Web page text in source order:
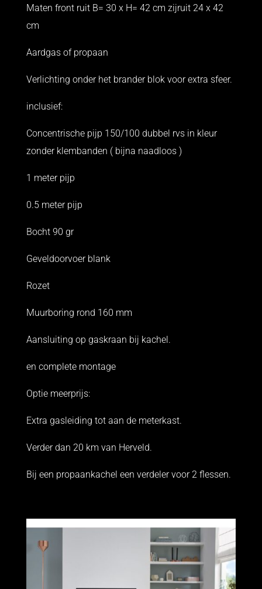
Maten front ruit B= 30 x H= 42 cm zijruit 24 x 42
cm
Aardgas of propaan
Verlichting onder het brander blok voor extra sfeer.
inclusief:
Concentrische pijp 150/100 dubbel rvs in kleur
zonder klembanden ( bijna naadloos )
1 meter pijp
0.5 meter pijp
Bocht 90 gr
Geveldoorvoer blank
Rozet
Muurboring rond 160 mm
Aansluiting op gaskraan bij kachel.
en complete montage
Optie meerprijs:
Extra gasleiding tot aan de meterkast.
Verder dan 20 km van Herveld.
Bij een propaankachel een verdeler voor 2 flessen.